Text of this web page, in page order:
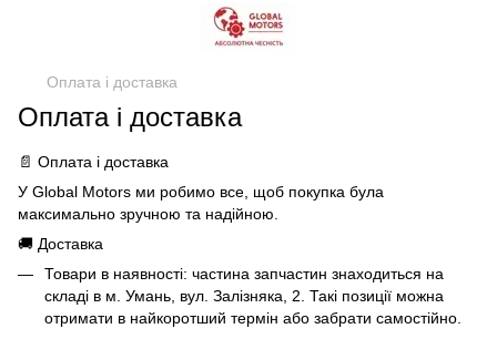
Оплата і доставка
Оплата і доставка
📄 Оплата і доставка
У Global Motors ми робимо все, щоб покупка була
максимально зручною та надійною.
🚚 Доставка
Товари в наявності: частина запчастин знаходиться на
складі в м. Умань, вул. Залізняка, 2. Такі позиції можна
отримати в найкоротший термін або забрати самостійно.